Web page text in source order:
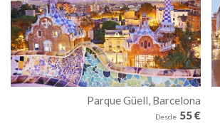
Parque Güell, Barcelona
Desde 55 €